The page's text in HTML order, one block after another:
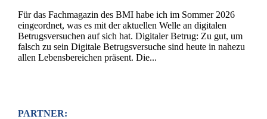
Für das Fachmagazin des BMI habe ich im Sommer 2026
eingeordnet, was es mit der aktuellen Welle an digitalen
Betrugsversuchen auf sich hat. Digitaler Betrug: Zu gut, um
falsch zu sein Digitale Betrugsversuche sind heute in nahezu
allen Lebensbereichen präsent. Die...
PARTNER: